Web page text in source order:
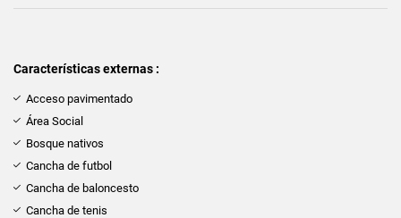
Características externas :
Acceso pavimentado
Área Social
Bosque nativos
Cancha de futbol
Cancha de baloncesto
Cancha de tenis